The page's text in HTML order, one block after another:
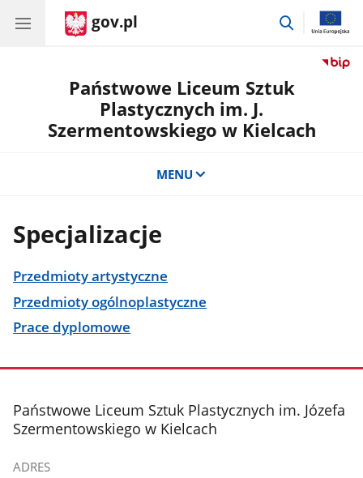
gov.pl
przejdź
Państwowe Liceum Sztuk
Plastycznych im. J.
Szermentowskiego w Kielcach
MENU
Specjalizacje
Przedmioty artystyczne
Przedmioty ogólnoplastyczne
Prace dyplomowe
stopka
Państwowe Liceum Sztuk Plastycznych im. Józefa
Szermentowskiego w Kielcach
ADRES